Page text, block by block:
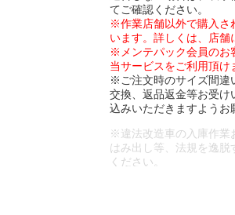
てご確認ください。
※作業店舗以外で購入さ
います。詳しくは、店舗
※メンテパック会員のお
当サービスをご利用頂け
※ご注文時のサイズ間違
交換、返品返金等お受け
込みいただきますようお
※違法改造車の入庫作業
はみ出し等、法規を逸
ください。